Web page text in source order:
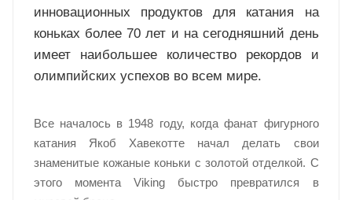
инновационных продуктов для катания на
коньках более 70 лет и на сегодняшний день
имеет наибольшее количество рекордов и
олимпийских успехов во всем мире.
Все началось в 1948 году, когда фанат фигурного
катания Якоб Хавекотте начал делать свои
знаменитые кожаные коньки с золотой отделкой. С
этого момента Viking быстро превратился в